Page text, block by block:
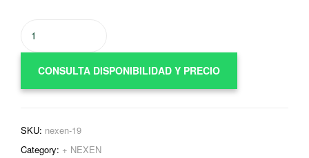
CONSULTA DISPONIBILIDAD Y PRECIO
SKU: nexen-19
Category: + NEXEN